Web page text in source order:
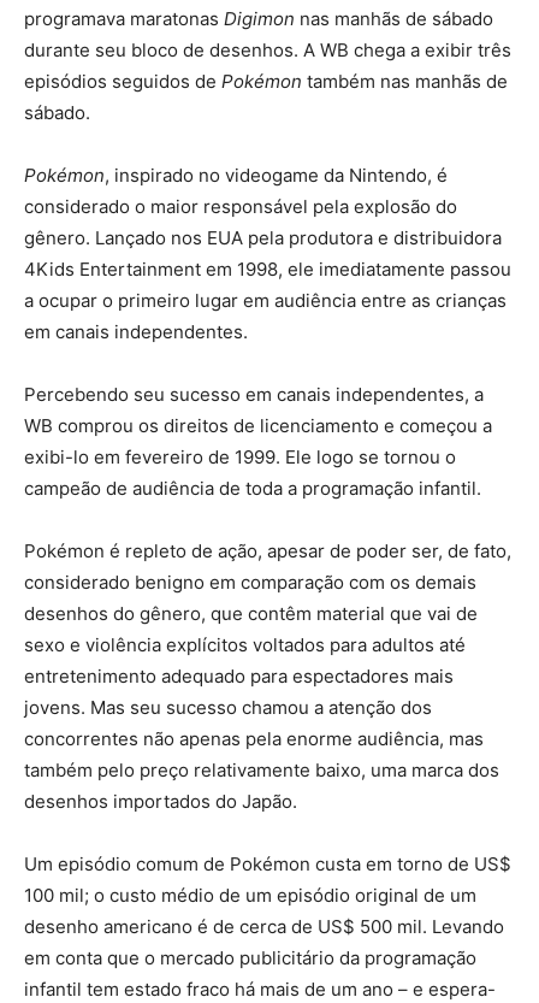
programava maratonas Digimon nas manhãs de sábado
durante seu bloco de desenhos. A WB chega a exibir três
episódios seguidos de Pokémon também nas manhãs de
sábado.
Pokémon, inspirado no videogame da Nintendo, é
considerado o maior responsável pela explosão do
gênero. Lançado nos EUA pela produtora e distribuidora
4Kids Entertainment em 1998, ele imediatamente passou
a ocupar o primeiro lugar em audiência entre as crianças
em canais independentes.
Percebendo seu sucesso em canais independentes, a
WB comprou os direitos de licenciamento e começou a
exibi-lo em fevereiro de 1999. Ele logo se tornou o
campeão de audiência de toda a programação infantil.
Pokémon é repleto de ação, apesar de poder ser, de fato,
considerado benigno em comparação com os demais
desenhos do gênero, que contêm material que vai de
sexo e violência explícitos voltados para adultos até
entretenimento adequado para espectadores mais
jovens. Mas seu sucesso chamou a atenção dos
concorrentes não apenas pela enorme audiência, mas
também pelo preço relativamente baixo, uma marca dos
desenhos importados do Japão.
Um episódio comum de Pokémon custa em torno de US$
100 mil; o custo médio de um episódio original de um
desenho americano é de cerca de US$ 500 mil. Levando
em conta que o mercado publicitário da programação
infantil tem estado fraco há mais de um ano – e espera-